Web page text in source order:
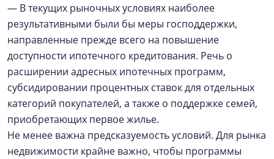
— В текущих рыночных условиях наиболее
результативными были бы меры господдержки,
направленные прежде всего на повышение
доступности ипотечного кредитования. Речь о
расширении адресных ипотечных программ,
субсидировании процентных ставок для отдельных
категорий покупателей, а также о поддержке семей,
приобретающих первое жилье.
Не менее важна предсказуемость условий. Для рынка
недвижимости крайне важно, чтобы программы